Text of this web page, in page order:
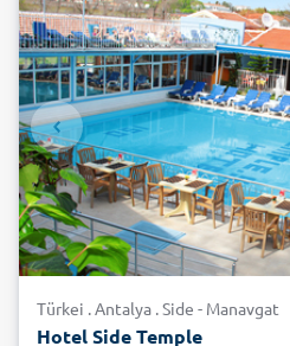
stattfindet. Auf dem Basar
Köstlichkeiten der Region.
sondern erwünscht! Eine
Honigsorten, die hier angeboten
während Ihres Urlaubs in Side
türkischen Tee über den Markt
Gerüchen zu schlendern, sollten
lassen!
Tosende Wasserfälle
Ein beliebtes Ausflugsziel sind
Türkei . Antalya . Side - Manavgat
Hotel Side Temple